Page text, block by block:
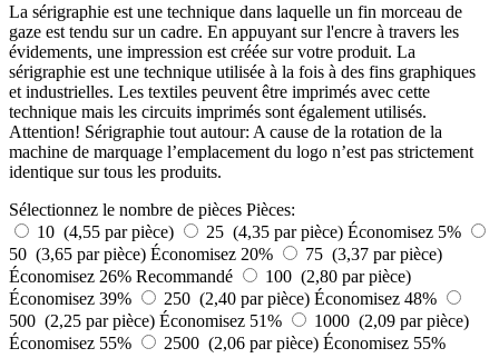
La sérigraphie est une technique dans laquelle un fin morceau de
gaze est tendu sur un cadre. En appuyant sur l'encre à travers les
évidements, une impression est créée sur votre produit. La
sérigraphie est une technique utilisée à la fois à des fins graphiques
et industrielles. Les textiles peuvent être imprimés avec cette
technique mais les circuits imprimés sont également utilisés.
Attention! Sérigraphie tout autour: A cause de la rotation de la
machine de marquage l’emplacement du logo n’est pas strictement
identique sur tous les produits.
Sélectionnez le nombre de pièces Pièces:
10 (4,55 par pièce)
25 (4,35 par pièce) Économisez 5%
50 (3,65 par pièce) Économisez 20%
75 (3,37 par pièce)
Économisez 26% Recommandé
100 (2,80 par pièce)
Économisez 39%
250 (2,40 par pièce) Économisez 48%
500 (2,25 par pièce) Économisez 51%
1000 (2,09 par pièce)
Économisez 55%
2500 (2,06 par pièce) Économisez 55%